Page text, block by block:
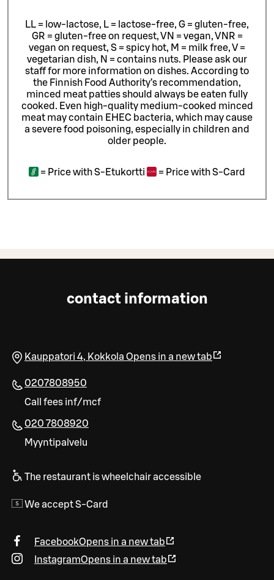
LL = low-lactose, L = lactose-free, G = gluten-free,
GR = gluten-free on request, VN = vegan, VNR =
vegan on request, S = spicy hot, M = milk free, V =
vegetarian dish, N = contains nuts. Please ask our
staff for more information on dishes. According to
the Finnish Food Authority’s recommendation,
minced meat patties should always be eaten fully
cooked. Even high-quality medium-cooked minced
meat may contain EHEC bacteria, which may cause
a severe food poisoning, especially in children and
older people.
= Price with S-Etukortti = Price with S-Card
contact information
Kauppatori 4, Kokkola Opens in a new tab
0207808950
Call fees inf/mcf
020 7808920
Myyntipalvelu
The restaurant is wheelchair accessible
We accept S-Card
FacebookOpens in a new tab
InstagramOpens in a new tab